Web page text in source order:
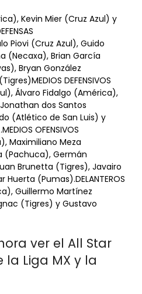
Kevin Mier (Cruz Azul) y
Piovi (Cruz Azul), Guido
(Necaxa), Brian García
Bryan González
DEFENSIVOS
Álvaro Fidalgo (América),
dos Santos
(Atlético de San Luis) y
OFENSIVOS
Maximiliano Meza
(Pachuca), Germán
Brunetta (Tigres), Javairo
(Pumas).DELANTEROS
Guillermo Martínez
(Tigres) y Gustavo
ver el All Star
la Liga MX y la